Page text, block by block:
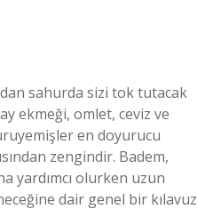
sahurda sizi tok tutacak
ekmeği, omlet, ceviz ve
en doyurucu
zengindir. Badem,
yardımcı olurken uzun
dair genel bir kılavuz